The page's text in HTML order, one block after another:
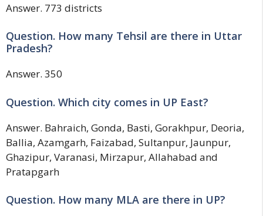
Answer. 773 districts
Question. How many Tehsil are there in Uttar
Pradesh?
Answer. 350
Question. Which city comes in UP East?
Answer. Bahraich, Gonda, Basti, Gorakhpur, Deoria,
Ballia, Azamgarh, Faizabad, Sultanpur, Jaunpur,
Ghazipur, Varanasi, Mirzapur, Allahabad and
Pratapgarh
Question. How many MLA are there in UP?